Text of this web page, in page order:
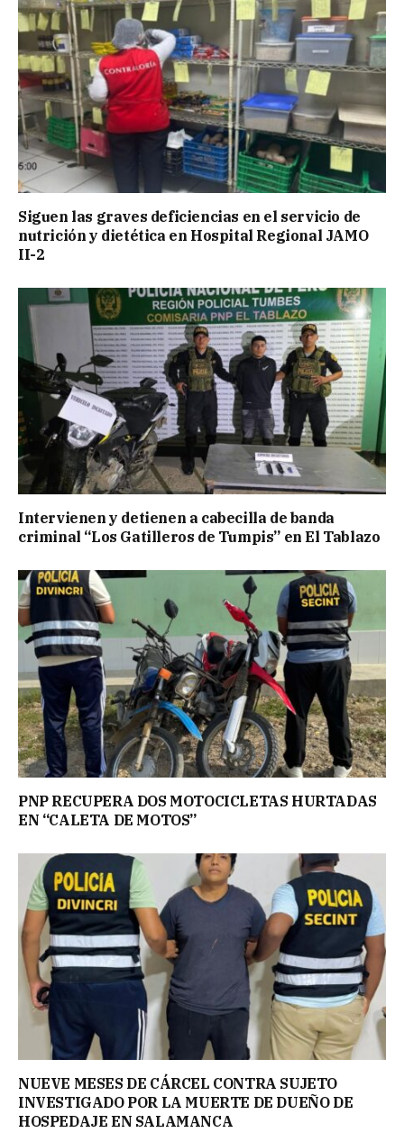
Siguen las graves deficiencias en el servicio de
nutrición y dietética en Hospital Regional JAMO
II-2
Intervienen y detienen a cabecilla de banda
criminal “Los Gatilleros de Tumpis” en El Tablazo
PNP RECUPERA DOS MOTOCICLETAS HURTADAS
EN “CALETA DE MOTOS”
NUEVE MESES DE CÁRCEL CONTRA SUJETO
INVESTIGADO POR LA MUERTE DE DUEÑO DE
HOSPEDAJE EN SALAMANCA